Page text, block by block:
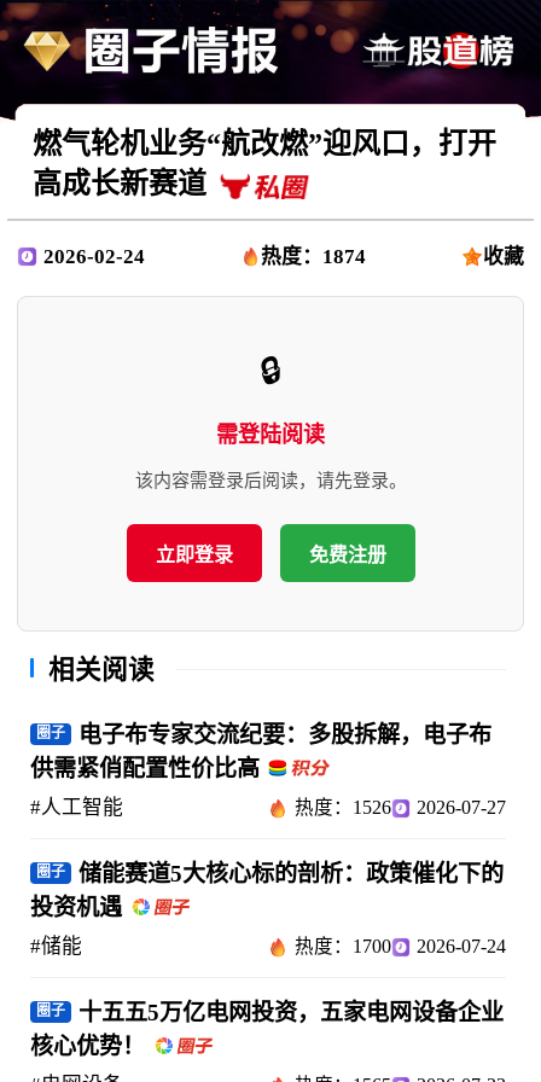
燃气轮机业务“航改燃”迎风口，打开
高成长新赛道
2026-02-24 热度：1874 收藏
🔒
需登陆阅读
该内容需登录后阅读，请先登录。
立即登录 免费注册
相关阅读
圈子
电子布专家交流纪要：多股拆解，电子布
供需紧俏配置性价比高
#人工智能 热度：1526 2026-07-27
圈子
储能赛道5大核心标的剖析：政策催化下的
投资机遇
#储能 热度：1700 2026-07-24
圈子
十五五5万亿电网投资，五家电网设备企业
核心优势！